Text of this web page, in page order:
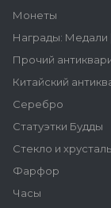
Монеты
Награды: Медали
Прочий
Китайский
Серебро
Статуэтки Будды
Стекло и хрусталь
Фарфор
Часы